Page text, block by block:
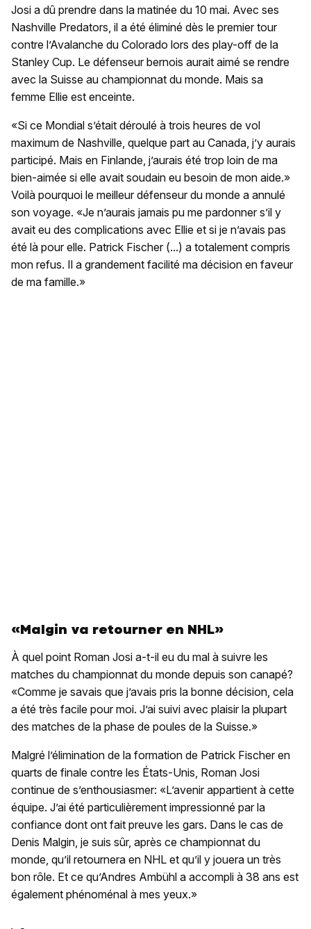
Josi a dû prendre dans la matinée du 10 mai. Avec ses
Nashville Predators, il a été éliminé dès le premier tour
contre l’Avalanche du Colorado lors des play-off de la
Stanley Cup. Le défenseur bernois aurait aimé se rendre
avec la Suisse au championnat du monde. Mais sa
femme Ellie est enceinte.
«Si ce Mondial s’était déroulé à trois heures de vol
maximum de Nashville, quelque part au Canada, j’y aurais
participé. Mais en Finlande, j’aurais été trop loin de ma
bien-aimée si elle avait soudain eu besoin de mon aide.»
Voilà pourquoi le meilleur défenseur du monde a annulé
son voyage. «Je n’aurais jamais pu me pardonner s’il y
avait eu des complications avec Ellie et si je n’avais pas
été là pour elle. Patrick Fischer (...) a totalement compris
mon refus. Il a grandement facilité ma décision en faveur
de ma famille.»
«Malgin va retourner en NHL»
À quel point Roman Josi a-t-il eu du mal à suivre les
matches du championnat du monde depuis son canapé?
«Comme je savais que j’avais pris la bonne décision, cela
a été très facile pour moi. J’ai suivi avec plaisir la plupart
des matches de la phase de poules de la Suisse.»
Malgré l’élimination de la formation de Patrick Fischer en
quarts de finale contre les États-Unis, Roman Josi
continue de s’enthousiasmer: «L’avenir appartient à cette
équipe. J’ai été particulièrement impressionné par la
confiance dont ont fait preuve les gars. Dans le cas de
Denis Malgin, je suis sûr, après ce championnat du
monde, qu’il retournera en NHL et qu’il y jouera un très
bon rôle. Et ce qu’Andres Ambühl a accompli à 38 ans est
également phénoménal à mes yeux.»